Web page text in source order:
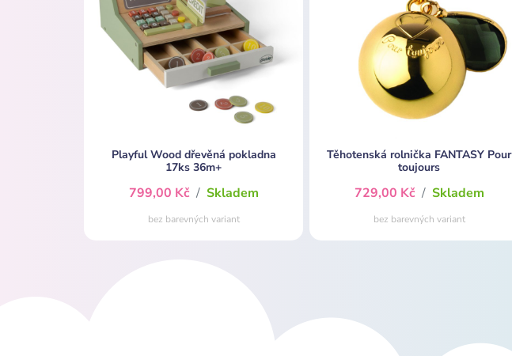
Playful Wood dřevěná pokladna
17ks 36m+
799,00 Kč / Skladem
bez barevných variant
Těhotenská rolnička FANTASY Pour
toujours
729,00 Kč / Skladem
bez barevných variant